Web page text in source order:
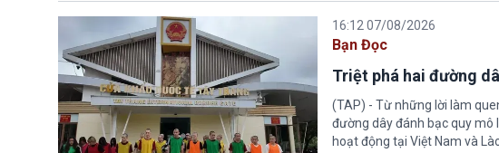
16:12 07/08/2026
Bạn Đọc
Triệt phá hai đường
(TAP) - Từ những lời làm
đường dây đánh bạc quy mô
hoạt động tại Việt Nam và